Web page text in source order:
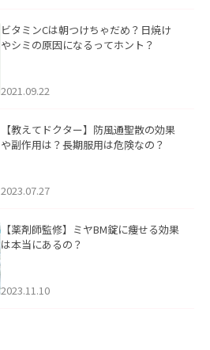
ビタミンCは朝つけちゃだめ？日焼け
やシミの原因になるってホント？
2021.09.22
【教えてドクター】防風通聖散の効果
や副作用は？長期服用は危険なの？
2023.07.27
【薬剤師監修】ミヤBM錠に痩せる効果
は本当にあるの？
2023.11.10